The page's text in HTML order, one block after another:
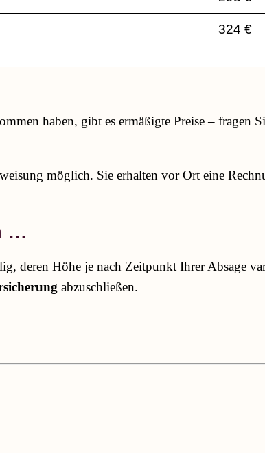
324 €
haben, gibt es ermäßigte Preise – fragen
möglich. Sie erhalten vor Ort eine
…
deren Höhe je nach Zeitpunkt Ihrer Absage
abzuschließen.